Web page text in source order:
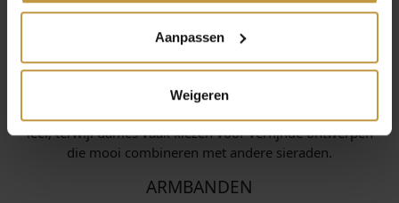
Aanpassen
Weigeren
KETTINGEN EN COLLIERS
vind je eenvoudige colliers die elke dag gedragen kunnen
worden, maar ook opvallende designstukken met unieke
leer, terwijl dames vaak kiezen voor verfijnde ontwerpen
die mooi combineren met andere sieraden.
ARMBANDEN